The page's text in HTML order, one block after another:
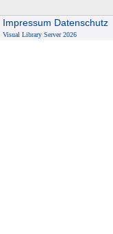
Impressum Datenschutz
Visual Library Server 2026